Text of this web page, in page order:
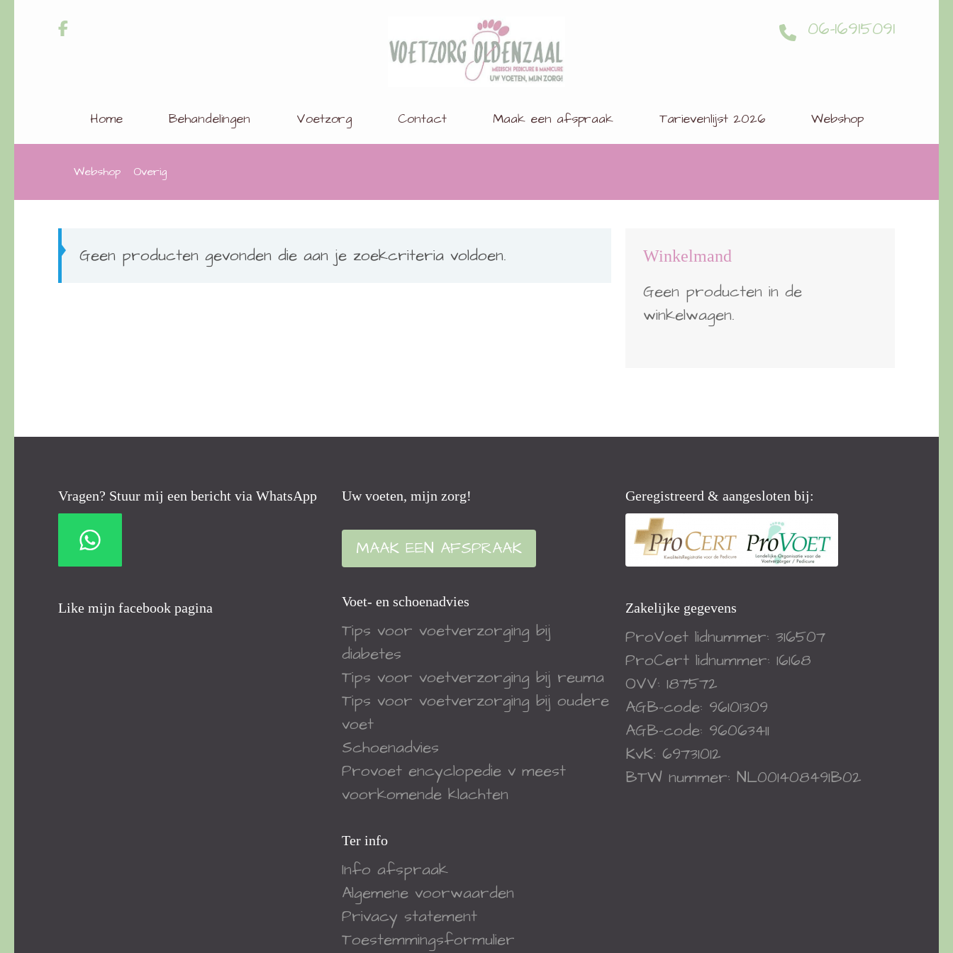
06-16915091
Oncologisch VoetzorgVerlener
Home Behandelingen Voetzorg Contact Maak een afspraak Tarievenlijst 2026 Webshop
Webshop Overig
Geen producten gevonden die aan je zoekcriteria voldoen. Winkelmand
Geen producten in de
winkelwagen.
Vragen? Stuur mij een bericht via WhatsApp
Like mijn facebook pagina
Uw voeten, mijn zorg!
MAAK EEN AFSPRAAK
Voet- en schoenadvies
Tips voor voetverzorging bij
diabetes
Tips voor voetverzorging bij reuma
Tips voor voetverzorging bij oudere
voet
Schoenadvies
Provoet encyclopedie v meest
voorkomende klachten
Ter info
Info afspraak
Algemene voorwaarden
Privacy statement
Toestemmingsformulier
Geregistreerd & aangesloten bij:
Zakelijke gegevens
ProVoetlidnummer: 316507
ProCertlidnummer: 16168
OVV: 187572
AGB-code: 96101309
AGB-code: 96063411
KvK: 69731012
BTW nummer: NL001408491B02